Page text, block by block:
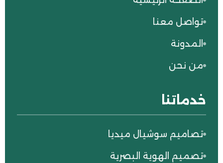
تواصل معنا
المدونة
من نحن
خدماتنا
تصاميم سوشيال ميديا
تصميم الهوية البصرية